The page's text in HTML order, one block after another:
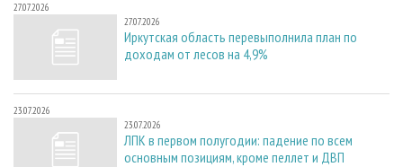
27.07.2026
27.07.2026
Иркутская область перевыполнила план по
доходам от лесов на 4,9%
23.07.2026
23.07.2026
ЛПК в первом полугодии: падение по всем
основным позициям, кроме пеллет и ДВП